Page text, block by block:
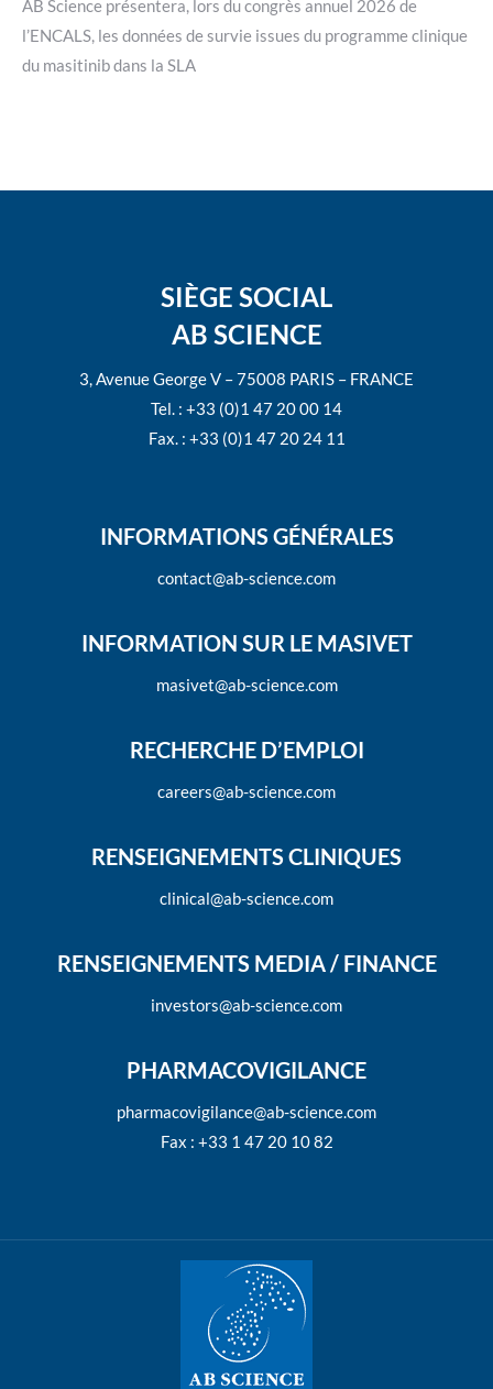
AB Science présentera, lors du congrès annuel 2026 de
l’ENCALS, les données de survie issues du programme clinique
du masitinib dans la SLA
SIÈGE SOCIAL
AB SCIENCE
3, Avenue George V – 75008 PARIS – FRANCE
Tel. : +33 (0)1 47 20 00 14
Fax. : +33 (0)1 47 20 24 11
INFORMATIONS GÉNÉRALES
contact@ab-science.com
INFORMATION SUR LE MASIVET
masivet@ab-science.com
RECHERCHE D’EMPLOI
careers@ab-science.com
RENSEIGNEMENTS CLINIQUES
clinical@ab-science.com
RENSEIGNEMENTS MEDIA / FINANCE
investors@ab-science.com
PHARMACOVIGILANCE
pharmacovigilance@ab-science.com
Fax : +33 1 47 20 10 82